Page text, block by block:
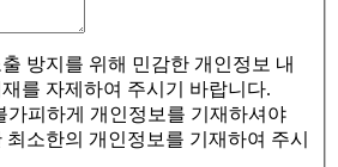
방지를 위해 민감한 개인정보 내
를 자제하여 주시기 바랍니다.
가피하게 개인정보를 기재하셔야
최소한의 개인정보를 기재하여 주시